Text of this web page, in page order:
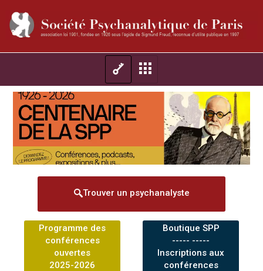
Trouver un psychanalyste
Programme des
conférences
ouvertes
2025-2026
Boutique SPP
----- -----
Inscriptions aux
conférences